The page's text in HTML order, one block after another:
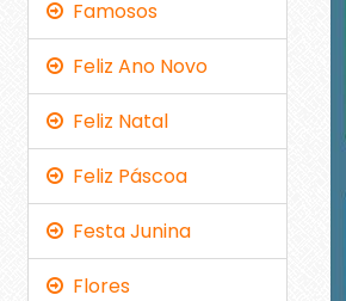
Famosos
Feliz Ano Novo
Feliz Natal
Feliz Páscoa
Festa Junina
Flores